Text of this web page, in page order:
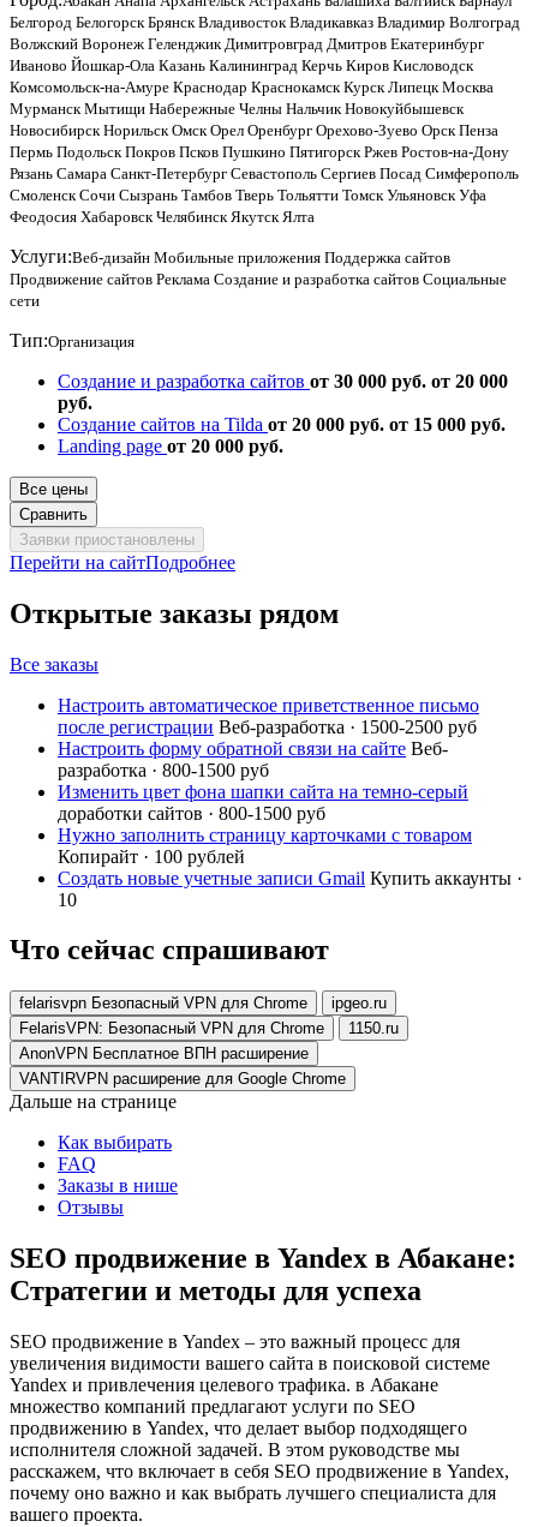
Белгород Белогорск Брянск Владивосток Владикавказ Владимир Волгоград
Волжский Воронеж Геленджик Димитровград Дмитров Екатеринбург
Иваново Йошкар-Ола Казань Калининград Керчь Киров Кисловодск
Комсомольск-на-Амуре Краснодар Краснокамск Курск Липецк Москва
Мурманск Мытищи Набережные Челны Нальчик Новокуйбышевск
Новосибирск Норильск Омск Орел Оренбург Орехово-Зуево Орск Пенза
Пермь Подольск Покров Псков Пушкино Пятигорск Ржев Ростов-на-Дону
Рязань Самара Санкт-Петербург Севастополь Сергиев Посад Симферополь
Смоленск Сочи Сызрань Тамбов Тверь Тольятти Томск Ульяновск Уфа
Феодосия Хабаровск Челябинск Якутск Ялта
Услуги:Веб-дизайн Мобильные приложения Поддержка сайтов
Продвижение сайтов Реклама Создание и разработка сайтов Социальные
сети
Тип:Организация
Создание и разработка сайтов от 30 000 руб. от 20 000
руб.
Создание сайтов на Tilda от 20 000 руб. от 15 000 руб.
Landing page от 20 000 руб.
Все цены
Сравнить
Заявки приостановлены
Перейти на сайтПодробнее
Открытые заказы рядом
Все заказы
Настроить автоматическое приветственное письмо
после регистрации Веб-разработка · 1500-2500 руб
Настроить форму обратной связи на сайте Веб-
разработка · 800-1500 руб
Изменить цвет фона шапки сайта на темно-серый
доработки сайтов · 800-1500 руб
Нужно заполнить страницу карточками с товаром
Копирайт · 100 рублей
Создать новые учетные записи Gmail Купить аккаунты ·
10
Что сейчас спрашивают
felarisvpn Безопасный VPN для Chrome
ipgeo.ru
FelarisVPN: Безопасный VPN для Chrome
1150.ru
AnonVPN Бесплатное ВПН расширение
VANTIRVPN расширение для Google Chrome
Дальше на странице
Как выбирать
FAQ
Заказы в нише
Отзывы
SEO продвижение в Yandex в Абакане:
Стратегии и методы для успеха
SEO продвижение в Yandex – это важный процесс для
увеличения видимости вашего сайта в поисковой системе
Yandex и привлечения целевого трафика. в Абакане
множество компаний предлагают услуги по SEO
продвижению в Yandex, что делает выбор подходящего
исполнителя сложной задачей. В этом руководстве мы
расскажем, что включает в себя SEO продвижение в Yandex,
почему оно важно и как выбрать лучшего специалиста для
вашего проекта.